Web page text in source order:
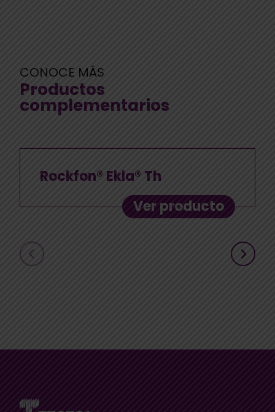
CONOCE MÁS
Productos
complementarios
Rockfon® Ekla® Th
Ver producto